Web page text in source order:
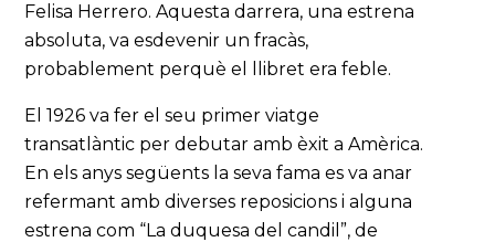
Felisa Herrero. Aquesta darrera, una estrena
absoluta, va esdevenir un fracàs,
probablement perquè el llibret era feble.
El 1926 va fer el seu primer viatge
transatlàntic per debutar amb èxit a Amèrica.
En els anys següents la seva fama es va anar
refermant amb diverses reposicions i alguna
estrena com “La duquesa del candil”, de